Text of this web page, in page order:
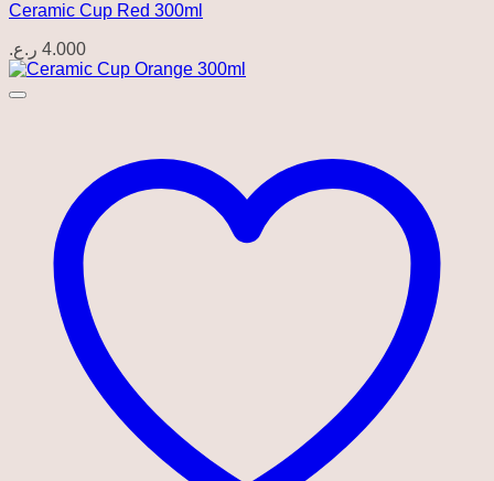
Ceramic Cup Red 300ml
4.000 ر.ع.